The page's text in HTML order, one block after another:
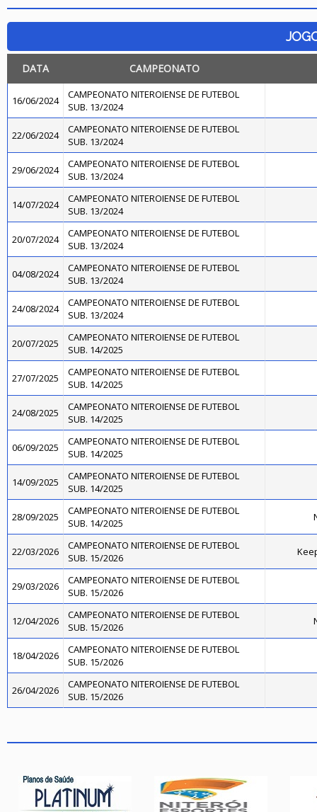
DATA CAMPEONATO
16/06/2024
CAMPEONATO NITEROIENSE DE FUTEBOL
SUB. 13/2024
22/06/2024
CAMPEONATO NITEROIENSE DE FUTEBOL
SUB. 13/2024
29/06/2024
CAMPEONATO NITEROIENSE DE FUTEBOL
SUB. 13/2024
14/07/2024
CAMPEONATO NITEROIENSE DE FUTEBOL
SUB. 13/2024
20/07/2024
CAMPEONATO NITEROIENSE DE FUTEBOL
SUB. 13/2024
04/08/2024
CAMPEONATO NITEROIENSE DE FUTEBOL
SUB. 13/2024
24/08/2024
CAMPEONATO NITEROIENSE DE FUTEBOL
SUB. 13/2024
20/07/2025
CAMPEONATO NITEROIENSE DE FUTEBOL
SUB. 14/2025
27/07/2025
CAMPEONATO NITEROIENSE DE FUTEBOL
SUB. 14/2025
24/08/2025
CAMPEONATO NITEROIENSE DE FUTEBOL
SUB. 14/2025
06/09/2025
CAMPEONATO NITEROIENSE DE FUTEBOL
SUB. 14/2025
14/09/2025
CAMPEONATO NITEROIENSE DE FUTEBOL
SUB. 14/2025
28/09/2025
CAMPEONATO NITEROIENSE DE FUTEBOL
SUB. 14/2025
22/03/2026
CAMPEONATO NITEROIENSE DE FUTEBOL
SUB. 15/2026
29/03/2026
CAMPEONATO NITEROIENSE DE FUTEBOL
SUB. 15/2026
12/04/2026
CAMPEONATO NITEROIENSE DE FUTEBOL
SUB. 15/2026
18/04/2026
CAMPEONATO NITEROIENSE DE FUTEBOL
SUB. 15/2026
26/04/2026
CAMPEONATO NITEROIENSE DE FUTEBOL
SUB. 15/2026